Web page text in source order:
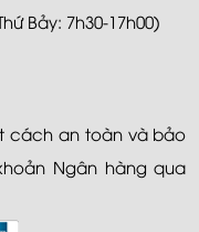
Bảy: 7h30-17h00)
cách an toàn và bảo
Ngân hàng qua